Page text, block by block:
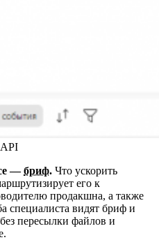
—бриф. Что ускорить
его к
продакшна, а также
специалиста видят бриф и
пересылки файлов и